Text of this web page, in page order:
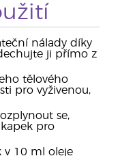
nálady díky
ji přímo z
tělového
pro vyživenou,
se,
pro
v 10 ml oleje